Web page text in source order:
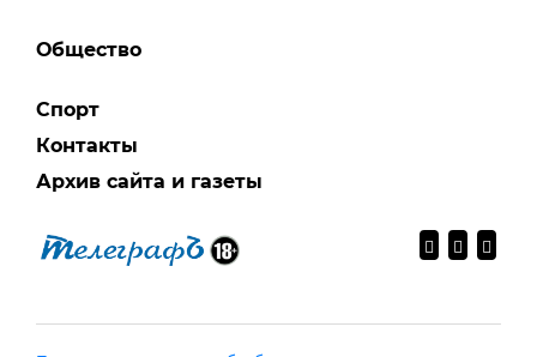
Общество
Спорт
Контакты
Архив сайта и газеты